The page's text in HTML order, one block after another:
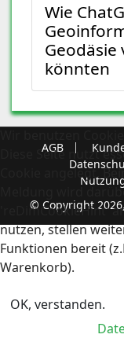
Wie
könnten
AGB
© Copyright
Diese Seite nutzt
Cookie angelegt.
Meldung wird
'reDimCookieHint'
nutzen, stellen
Funktionen bereit
Warenkorb).
OK, verstanden.